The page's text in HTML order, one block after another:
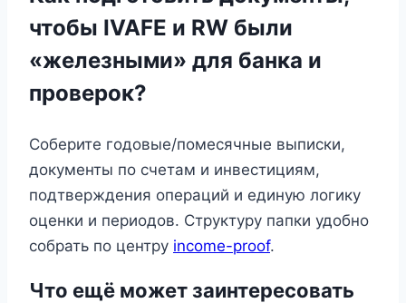
чтобы IVAFE и RW были
«железными» для банка и
проверок?
Соберите годовые/помесячные выписки,
документы по счетам и инвестициям,
подтверждения операций и единую логику
оценки и периодов. Структуру папки удобно
собрать по центру income-proof.
Что ещё может заинтересовать